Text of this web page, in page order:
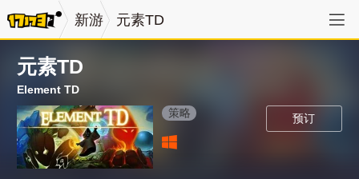
新游 元素TD
元素TD
Element TD
预订
策略